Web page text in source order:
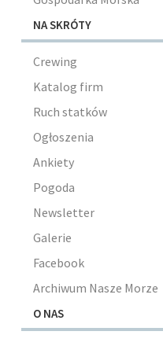
NA SKRÓTY
Crewing
Katalog firm
Ruch statków
Ogłoszenia
Ankiety
Pogoda
Newsletter
Galerie
Facebook
Archiwum Nasze Morze
O NAS